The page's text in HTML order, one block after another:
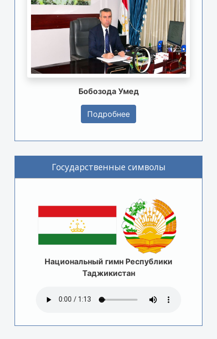
Бобозода Умед
Подробнее
Государственные символы
Национальный гимн Республики
Таджикистан